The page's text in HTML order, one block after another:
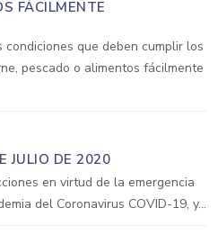
FÁCILMENTE
que deben cumplir los
pescado o alimentos fácilmente
JULIO DE 2020
en virtud de la emergencia
del Coronavirus COVID-19, y...